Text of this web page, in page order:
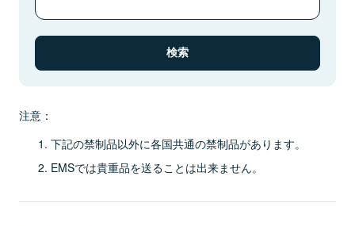
注意：
下記の禁制品以外に各国共通の禁制品があります。
EMSでは貴重品を送ることは出来ません。